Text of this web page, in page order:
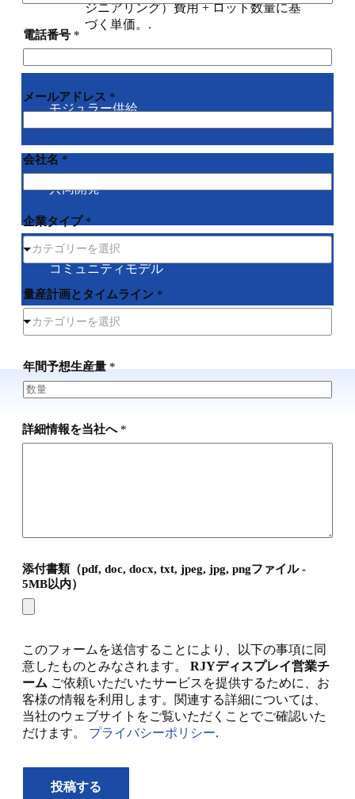
モジュラー供給
共同開発
コミュニティモデル
ジニアリング）費用 + ロット数量に基
づく単価。.
電話番号 *
メールアドレス *
会社名 *
企業タイプ *
カテゴリーを選択
量産計画とタイムライン *
カテゴリーを選択
年間予想生産量*
詳細情報を当社へ *
添付書類（pdf, doc, docx, txt, jpeg, jpg, pngファイル -
5MB以内）
このフォームを送信することにより、以下の事項に同
意したものとみなされます。 RJYディスプレイ営業チ
ーム ご依頼いただいたサービスを提供するために、お
客様の情報を利用します。関連する詳細については、
当社のウェブサイトをご覧いただくことでご確認いた
だけます。 プライバシーポリシー.
投稿する